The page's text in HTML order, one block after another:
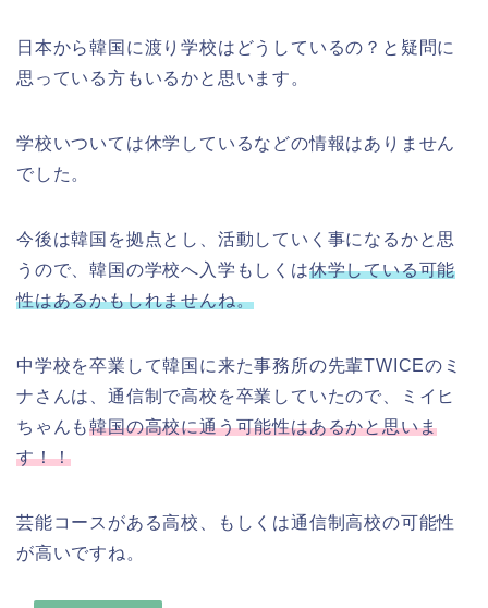
日本から韓国に渡り学校はどうしているの？と疑問に
思っている方もいるかと思います。
学校いついては休学しているなどの情報はありません
でした。
今後は韓国を拠点とし、活動していく事になるかと思
うので、韓国の学校へ入学もしくは休学している可能
性はあるかもしれませんね。
中学校を卒業して韓国に来た事務所の先輩TWICEのミ
ナさんは、通信制で高校を卒業していたので、ミイヒ
ちゃんも韓国の高校に通う可能性はあるかと思いま
す！！
芸能コースがある高校、もしくは通信制高校の可能性
が高いですね。